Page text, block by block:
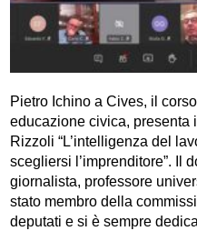
Pietro Ichino a Cives, il
educazione civica, presenta
Rizzoli “L’intelligenza del
scegliersi l’imprenditore”. Il
giornalista, professore
stato membro della
deputati e si è sempre